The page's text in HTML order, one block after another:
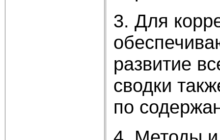
3. Для
развитие
сводки
по